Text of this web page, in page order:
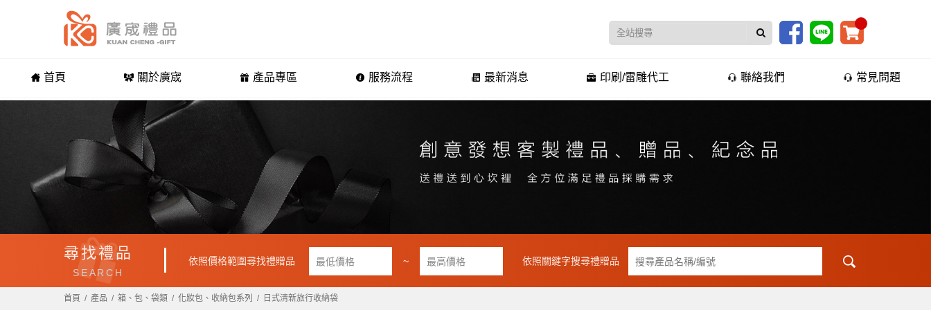
首頁 關於廣宬 產品專區 服務流程 最新消息 印刷/雷雕代工 聯絡我們 常見問題
尋找禮品
SEARCH
依照價格範圍尋找禮贈品 ~ 依照關鍵字搜尋禮贈品
首頁 產品 箱、包、袋類 化妝包、收納包系列 日式清新旅行收納袋